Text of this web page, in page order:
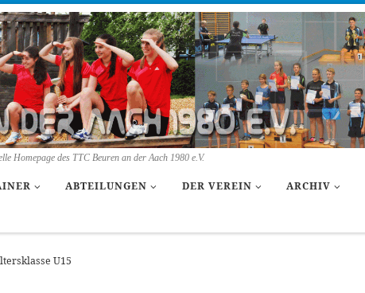
Homepage des TTC Beuren an der Aach 1980 e.V.
ABTEILUNGEN DER VEREIN ARCHIV
U15